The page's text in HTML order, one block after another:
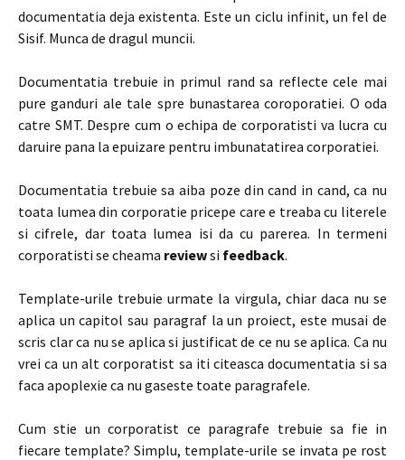
documentatia deja existenta. Este un ciclu infinit, un fel de
Sisif. Munca de dragul muncii.
Documentatia trebuie in primul rand sa reflecte cele mai
pure ganduri ale tale spre bunastarea coroporatiei. O oda
catre SMT. Despre cum o echipa de corporatisti va lucra cu
daruire pana la epuizare pentru imbunatatirea corporatiei.
Documentatia trebuie sa aiba poze din cand in cand, ca nu
toata lumea din corporatie pricepe care e treaba cu literele
si cifrele, dar toata lumea isi da cu parerea. In termeni
corporatisti se cheama reviewsi feedback.
Template-urile trebuie urmate la virgula, chiar daca nu se
aplica un capitol sau paragraf la un proiect, este musai de
scris clar ca nu se aplica si justificat de ce nu se aplica. Ca nu
vrei ca un alt corporatist sa iti citeasca documentatia si sa
faca apoplexie ca nu gaseste toate paragrafele.
Cum stie un corporatist ce paragrafe trebuie sa fie in
fiecare template? Simplu, template-urile se invata pe rost